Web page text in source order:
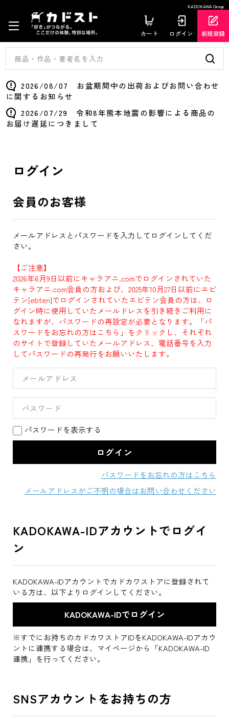
KADOKAWA Group
カート ログイン 新規登録
2026/08/07 お盆期間中の出荷およびお問い合わせ
に関するお知らせ
2026/07/29 令和8年熊本地震の影響による商品の
お届け遅延につきまして
ログイン
会員のお客様
メールアドレスとパスワードを入力してログインしてくだ
さい。
【ご注意】
2026年6月9日以前にキャラアニ.comでログインされていた
キャラアニ.com会員の方および、2025年10月27日以前にエビ
テン[ebten]でログインされていたエビテン会員の方は、ロ
グイン時に使用していたメールドレスを引き続きご利用に
なれますが、パスワードの再設定が必要となります。「パ
スワードをお忘れの方はこちら」をクリックし、それぞれ
のサイトで登録していたメールアドレス、電話番号を入力
してパスワードの再発行をお願いいたします。
パスワードを表示する
パスワードをお忘れの方はこちら
メールアドレスがご不明の場合はお問い合わせください
KADOKAWA-IDアカウントでログイ
ン
KADOKAWA-IDアカウントでカドカワストアに登録されて
いる方は、以下よりログインしてください。
※すでにお持ちのカドカワストアIDをKADOKAWA-IDアカウ
ントに連携する場合は、マイページから「KADOKAWA-ID
連携」を行ってください。
SNSアカウントをお持ちの方